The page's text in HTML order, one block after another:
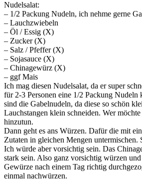
Nudelsalat:
– 1/2 Packung Nudeln, ich nehme gerne
– Lauchzwiebeln
– Öl / Essig (X)
– Zucker (X)
– Salz / Pfeffer (X)
– Sojasauce (X)
– Chinagewürz (X)
– ggf Mais
Ich mag diesen Nudelsalat, da er super
für 2-3 Personen eine 1/2 Packung Nudeln
sind die Gabelnudeln, da diese so schön
Lauchstangen klein schneiden. Wer
hinzutun.
Dann geht es ans Würzen. Dafür die mit
Zutaten in gleichen Mengen untermischen.
Ich würde aber vorsichtig sein. Das
stark sein. Also ganz vorsichtig würzen und
Gewürze nach einem Tag richtig
einmal nachwürzen.